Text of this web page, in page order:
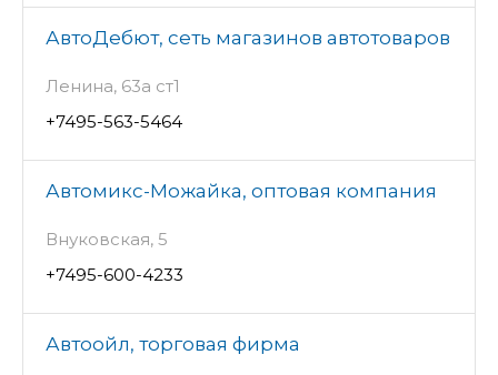
АвтоДебют, сеть магазинов автотоваров
Ленина, 63а ст1
+7495-563-5464
Автомикс-Можайка, оптовая компания
Внуковская, 5
+7495-600-4233
Автоойл, торговая фирма